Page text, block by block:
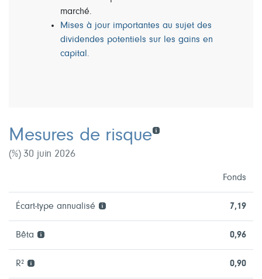
marché.
Mises à jour importantes au sujet des
dividendes potentiels sur les gains en
capital.
Mesures de risque
(%) 30 juin 2026
Fonds
Écart-type annualisé 7,19
Bêta 0,96
R² 0,90